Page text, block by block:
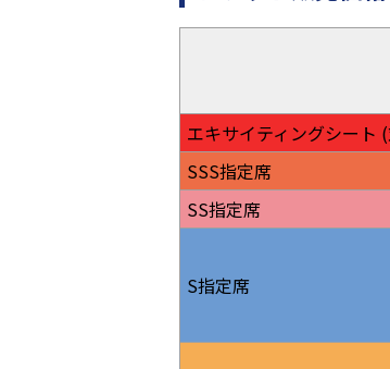
エキサイティングシート
SSS指定席
SS指定席
S指定席